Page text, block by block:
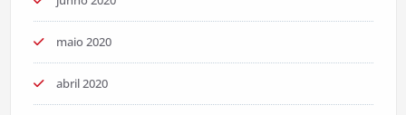
maio 2020
abril 2020